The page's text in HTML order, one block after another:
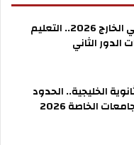
رابط منصة أبناؤنا في الخارج 2026.. التعليم
الدور الثاني
الخليجية.. الحدود
الخاصة 2026